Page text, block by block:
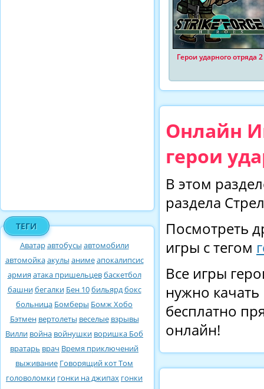
ТЕГИ
Аватаравтобусы автомобили
автомойкаакулы анимеапокалипсис
армия атака пришельцевбаскетбол
башнибегалки Бен 10бильярдбокс
больница Бомберы Бомж Хобо
Бэтмен вертолеты веселые взрывы
Вилли война войнушки воришка Боб
вратарь врач Время приключений
выживание Говорящий кот Том
головоломки гонки на джипах гонки
Герои ударного отряда 2
Онлайн
герои
В этом
раздела
Посмотреть
игры с тегом
Все игры
нужно качать
бесплатно
онлайн!